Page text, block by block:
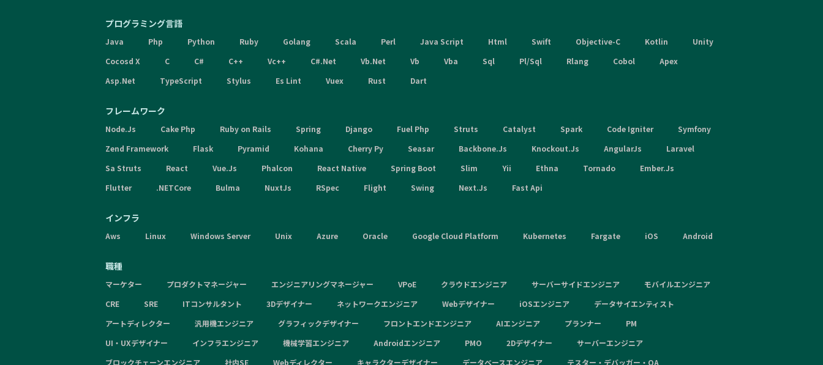
プログラミング言語
Java Php Python Ruby Golang Scala Perl Java Script Html Swift Objective-C Kotlin
Unity
Cocosd X
C C# C++ Vc++ C#.Net Vb.Net Vb Vba Sql Pl/Sql Rlang Cobol
Apex
Asp.Net
TypeScript Stylus Es Lint Vuex Rust Dart
フレームワーク
Node.Js Cake Php Ruby on Rails Spring Django Fuel Php Struts Catalyst Spark Code Igniter
Symfony
Zend Framework
Flask Pyramid Kohana Cherry Py Seasar Backbone.Js Knockout.Js AngularJs
Laravel
Sa Struts
React Vue.Js Phalcon React Native Spring Boot Slim Yii Ethna Tornado
Ember.Js
Flutter
.NETCore Bulma NuxtJs RSpec Flight Swing Next.Js Fast Api
インフラ
Aws Linux Windows Server Unix Azure Oracle Google Cloud Platform Kubernetes Fargate iOS Android
職種
マーケター プロダクトマネージャー エンジニアリングマネージャー VPoE クラウドエンジニア サーバーサイドエンジニア
モバイルエンジニア
CRE
SRE ITコンサルタント 3Dデザイナー ネットワークエンジニア Webデザイナー iOSエンジニア
データサイエンティスト
アートディレクター
汎用機エンジニア グラフィックデザイナー フロントエンドエンジニア AIエンジニア プランナー
PM
UI・UXデザイナー
インフラエンジニア 機械学習エンジニア Androidエンジニア PMO 2Dデザイナー
サーバーエンジニア
ブロックチェーンエンジニア
社内SE Webディレクター キャラクターデザイナー データベースエンジニア テスター・デバッガー・QA